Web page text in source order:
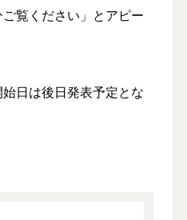
覧ください」とアピー
日は後日発表予定とな